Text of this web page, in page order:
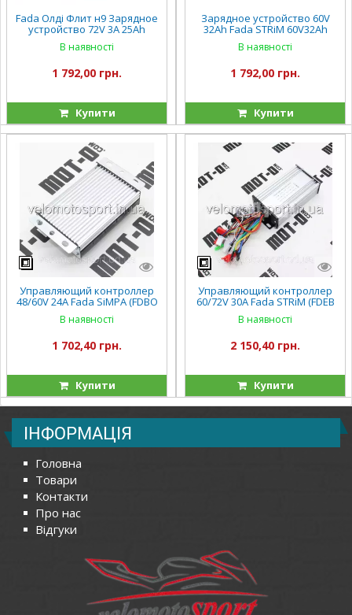
Fada Олді Флит н9 Зарядное
устройство 72V 3A 25Ah
(свинцово-кислотные АКБ) к
электровелосипеду
В наявності
1 792,00 грн.
Купити
Зарядное устройство 60V
32Ah Fada STRiM 60V32Ah
(FDEB 08LA-60) для свинцово-
кислотных АКБ
В наявності
1 792,00 грн.
Купити
Управляющий контроллер
48/60V 24А Fada SiMPA (FDBO
В наявності
1 702,40 грн.
Купити
Управляющий контроллер
60/72V 30A Fada STRiM (FDEB
В наявності
2 150,40 грн.
Купити
ІНФОРМАЦІЯ
Головна
Товари
Контакти
Про нас
Відгуки